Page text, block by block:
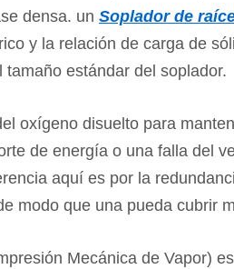
densa. un Soplador de
y la relación de carga de
tamaño estándar del soplador.
oxígeno disuelto para
de energía o una falla del
aquí es por la
modo que una pueda cubrir
Mecánica de Vapor)